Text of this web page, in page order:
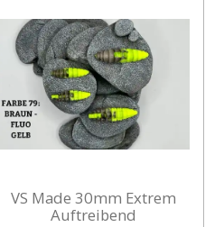
VS Made 30mm Extrem
Auftreibend